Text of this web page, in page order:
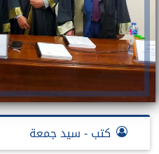
كتب - سيد جمعة